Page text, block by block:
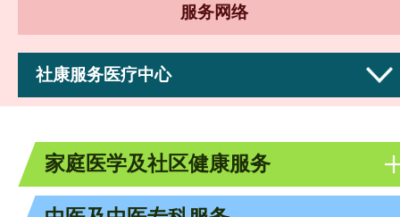
服务网络
社康服务医疗中心
家庭医学及社区健康服务